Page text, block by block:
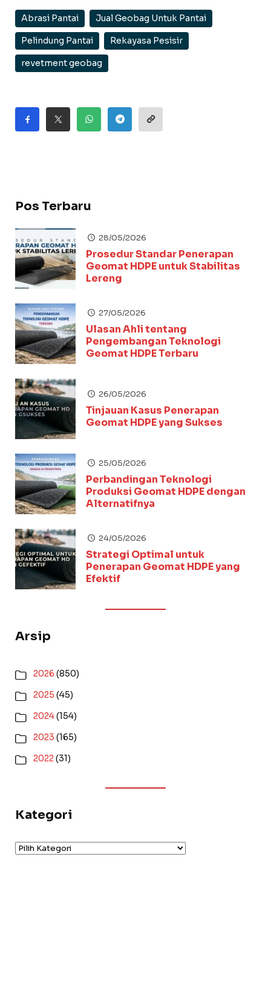
Abrasi Pantai Jual Geobag Untuk Pantai
Pelindung Pantai Rekayasa Pesisir
revetment geobag
Pos Terbaru
28/05/2026
Prosedur Standar Penerapan
Geomat HDPE untuk Stabilitas
Lereng
27/05/2026
Ulasan Ahli tentang
Pengembangan Teknologi
Geomat HDPE Terbaru
26/05/2026
Tinjauan Kasus Penerapan
Geomat HDPE yang Sukses
25/05/2026
Perbandingan Teknologi
Produksi Geomat HDPE dengan
Alternatifnya
24/05/2026
Strategi Optimal untuk
Penerapan Geomat HDPE yang
Efektif
Arsip
2026 (850)
2025 (45)
2024(154)
2023 (165)
2022(31)
Kategori
Kategori